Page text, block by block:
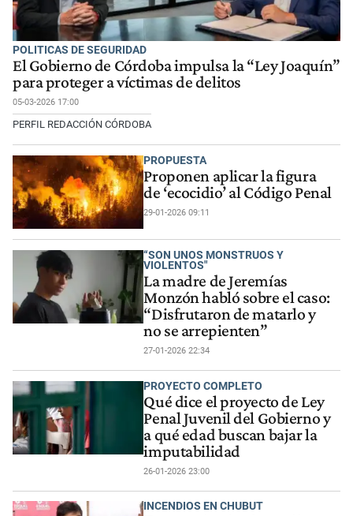
POLITICAS DE SEGURIDAD
El Gobierno de Córdoba impulsa la “Ley Joaquín”
para proteger a víctimas de delitos
05-03-2026 17:00
PERFIL REDACCIÓN CÓRDOBA
PROPUESTA
Proponen aplicar la figura
de ‘ecocidio’ al Código Penal
29-01-2026 09:11
“SON UNOS MONSTRUOS Y
VIOLENTOS"
La madre de Jeremías
Monzón habló sobre el caso:
“Disfrutaron de matarlo y
no se arrepienten”
27-01-2026 22:34
PROYECTO COMPLETO
Qué dice el proyecto de Ley
Penal Juvenil del Gobierno y
a qué edad buscan bajar la
imputabilidad
26-01-2026 23:00
INCENDIOS EN CHUBUT